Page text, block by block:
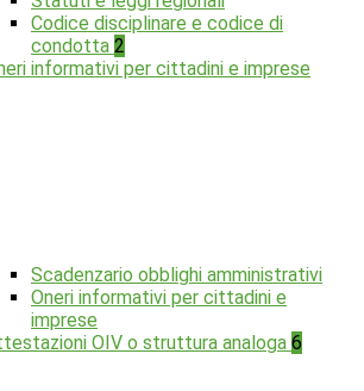
Codice disciplinare e codice di
condotta 2
informativi per cittadini e imprese
Scadenzario obblighi amministrativi
Oneri informativi per cittadini e
imprese
OIV o struttura analoga 6